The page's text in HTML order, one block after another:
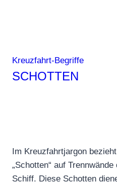
Kreuzfahrt-Begriffe
SCHOTTEN
Im Kreuzfahrtjargon
„Schotten“ auf
Schiff. Diese Schotten